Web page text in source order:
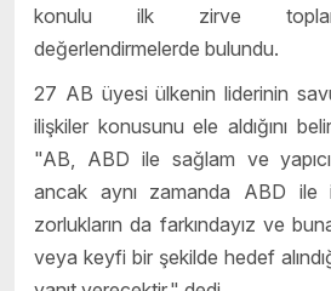
konulu ilk zirve
değerlendirmelerde bulundu.
27 AB üyesi ülkenin liderinin
ilişkiler konusunu ele aldığını
"AB, ABD ile sağlam ve
ancak aynı zamanda ABD ile
zorlukların da farkındayız ve
veya keyfi bir şekilde hedef